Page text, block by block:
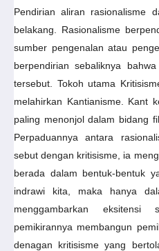
Pendirian aliran rasionalisme
belakang. Rasionalisme
sumber pengenalan atau
berpendirian sebaliknya
tersebut. Tokoh utama
melahirkan Kantianisme. Kant
paling menonjol dalam bidang
Perpaduannya antara
sebut dengan kritisisme, ia
berada dalam bentuk-bentuk
indrawi kita, maka hanya
menggambarkan
pemikirannya membangun
denagan kritisisme yang